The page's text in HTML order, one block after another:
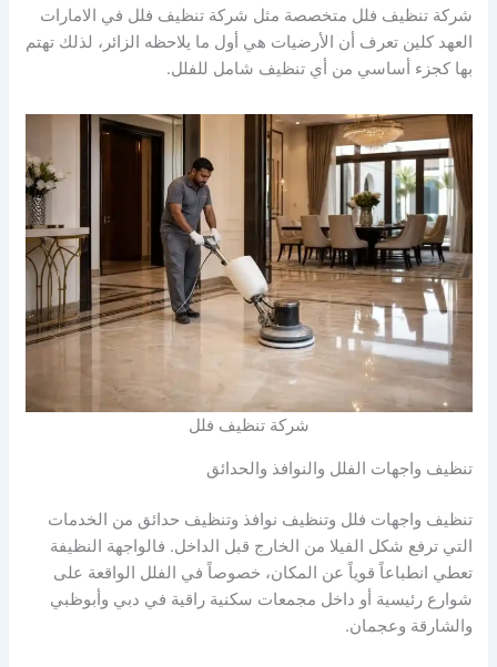
شركة تنظيف فلل متخصصة مثل شركة تنظيف فلل في الامارات
العهد كلين تعرف أن الأرضيات هي أول ما يلاحظه الزائر، لذلك تهتم
بها كجزء أساسي من أي تنظيف شامل للفلل.
شركة تنظيف فلل
تنظيف واجهات الفلل والنوافذ والحدائق
تنظيف واجهات فلل وتنظيف نوافذ وتنظيف حدائق من الخدمات
التي ترفع شكل الفيلا من الخارج قبل الداخل. فالواجهة النظيفة
تعطي انطباعاً قوياً عن المكان، خصوصاً في الفلل الواقعة على
شوارع رئيسية أو داخل مجمعات سكنية راقية في دبي وأبوظبي
والشارقة وعجمان.